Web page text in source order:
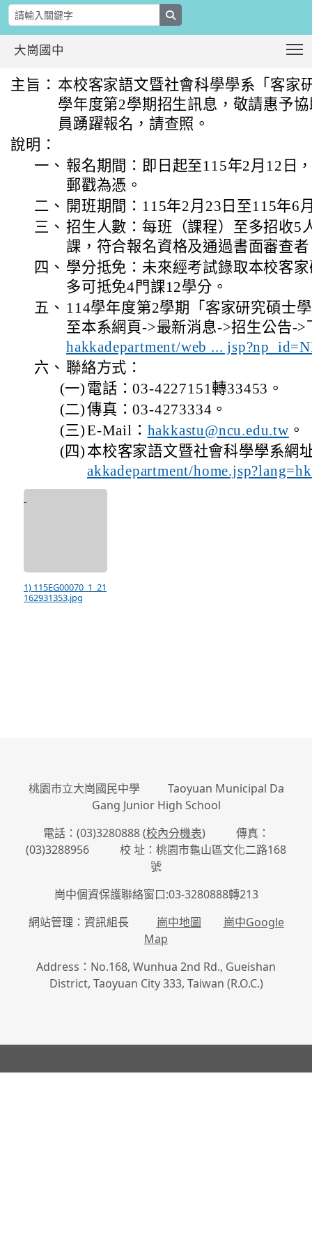
大崗國中
轉知國立中央大學客家語文暨社會科
主旨： 本校客家語文暨社會科學學系「客家
學年度第2學期招生訊息，敬請惠予
員踴躍報名，請查照。
說明：
一、 報名期間：即日起至115年2月12日
郵戳為憑。
二、 開班期間：115年2月23日至115年6
三、 招生人數：每班（課程）至多招收5
課，符合報名資格及通過書面審查
四、 學分抵免：未來經考試錄取本校客
多可抵免4門課12學分。
五、 114學年度第2學期「客家研究碩士
至本系網頁->最新消息->招生公告->
hakkadepartment/web ...
六、 聯絡方式：
(一) 電話：03-4227151轉33453。
(二)傳真：03-4273334。
(三)E-Mail： hakkastu@ncu.edu.tw 。
(四) 本校客家語文暨社會科學學系網
akkadepartment/home.jsp?lang=hk
1) 115EG00070_1_21
162931353.jpg
桃園市立大崗國民中學 Taoyuan Municipal Da
Gang Junior High School
電話：(03)3280888 (校內分機表) 傳真：
(03)3288956 校 址：桃園市龜山區文化二路168
號
崗中個資保護聯絡窗口:03-3280888轉213
網站管理：資訊組長 崗中地圖
崗中Google
Map
Address：No.168, Wunhua 2nd Rd., Gueishan
District, Taoyuan City 333, Taiwan (R.O.C.)